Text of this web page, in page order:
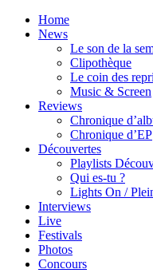
Home
News
Le son de la
Clipothèque
Le coin des
Music & Screen
Reviews
Chronique
Chronique d’EP
Découvertes
Playlists
Qui es-tu ?
Lights On /
Interviews
Live
Festivals
Photos
Concours